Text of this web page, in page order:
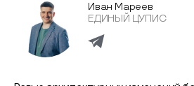
Иван Мареев
ЕДИНЫЙ ЦУПИС